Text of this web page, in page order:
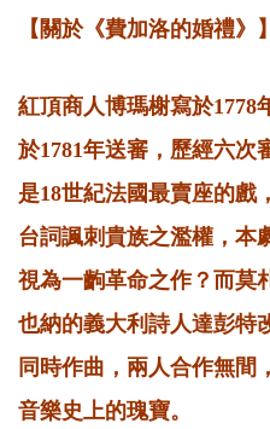
【關於《費加洛的婚禮》】
紅頂商人博瑪榭寫於1778
於1781年送審，歷經六次
是18世紀法國最賣座的戲
台詞諷刺貴族之濫權，本
視為一齣革命之作？而莫
也納的義大利詩人達彭特
同時作曲，兩人合作無間
音樂史上的瑰寶。